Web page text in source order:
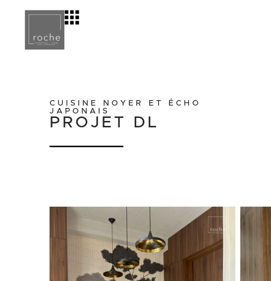
CUISINE NOYER ET ÉCHO
JAPONAIS
PROJET DL